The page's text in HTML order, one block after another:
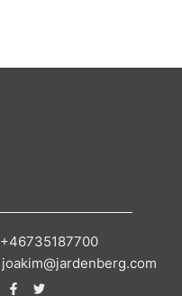
+46735187700
joakim@jardenberg.com